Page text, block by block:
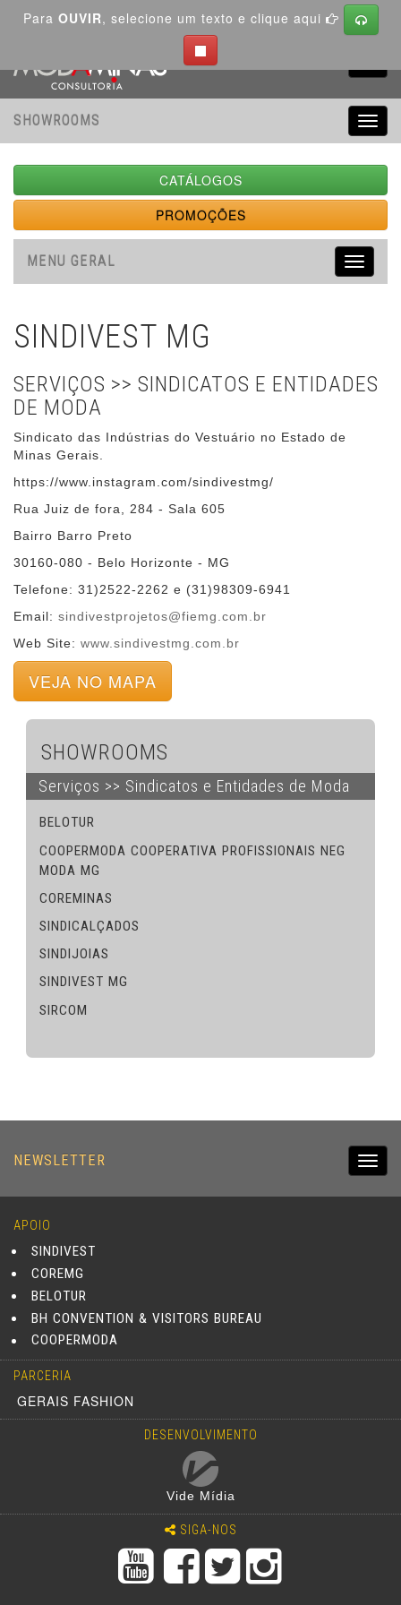
Para OUVIR, selecione um texto e clique aqui
SHOWROOMS
CATÁLOGOS
PROMOÇÕES
Toggle
MENU GERAL
SINDIVEST MG
SERVIÇOS >> SINDICATOS E ENTIDADES
DE MODA
Sindicato das Indústrias do Vestuário no Estado de
Minas Gerais.
https://www.instagram.com/sindivestmg/
Rua Juiz de fora, 284 - Sala 605
Bairro Barro Preto
30160-080 - Belo Horizonte - MG
Telefone: 31)2522-2262 e (31)98309-6941
Email: sindivestprojetos@fiemg.com.br
Web Site: www.sindivestmg.com.br
VEJA NO MAPA
SHOWROOMS
Serviços >> Sindicatos e Entidades de Moda
BELOTUR
COOPERMODA COOPERATIVA PROFISSIONAIS NEG
MODA MG
COREMINAS
SINDICALÇADOS
SINDIJOIAS
SINDIVEST MG
SIRCOM
NEWSLETTER
APOIO
SINDIVEST
COREMG
BELOTUR
BH CONVENTION & VISITORS BUREAU
COOPERMODA
PARCERIA
GERAIS FASHION
DESENVOLVIMENTO
Vide Mídia
SIGA-NOS